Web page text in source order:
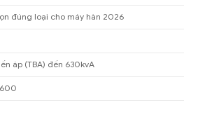
đúng loại cho máy hàn 2026
áp (TBA) đến 630kvA